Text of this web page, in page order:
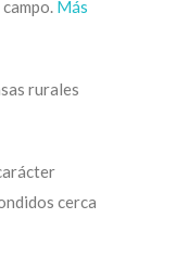
Más
rurales
cerca